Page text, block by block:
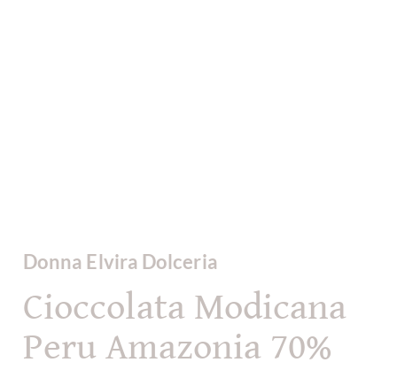
Donna Elvira Dolceria
Cioccolata Modicana
Peru Amazonia 70%